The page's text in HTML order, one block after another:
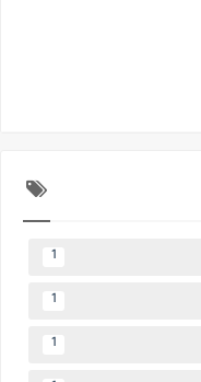
1
1
1